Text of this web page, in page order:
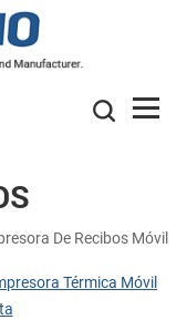
De Recibos Móvil
Térmica Móvil